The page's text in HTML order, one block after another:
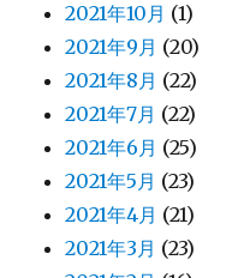
2021年10月 (1)
2021年9月 (20)
2021年8月 (22)
2021年7月 (22)
2021年6月 (25)
2021年5月 (23)
2021年4月 (21)
2021年3月 (23)